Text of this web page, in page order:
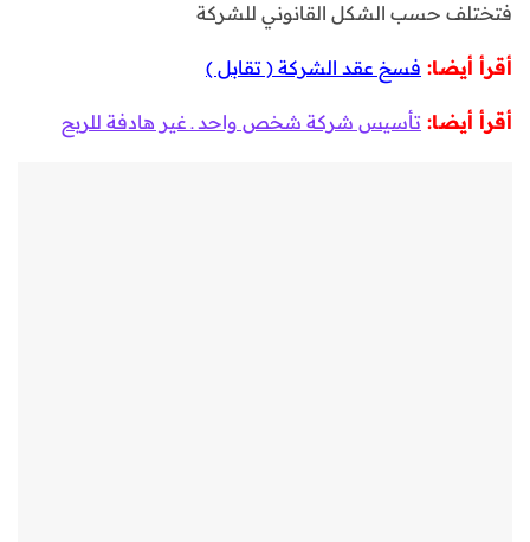
فتختلف حسب الشكل القانوني للشركة
أقرأ أيضا: فسخ عقد الشركة ( تقابل )
أقرأ أيضا: تأسيس شركة شخص واحد ـ غير هادفة للربح